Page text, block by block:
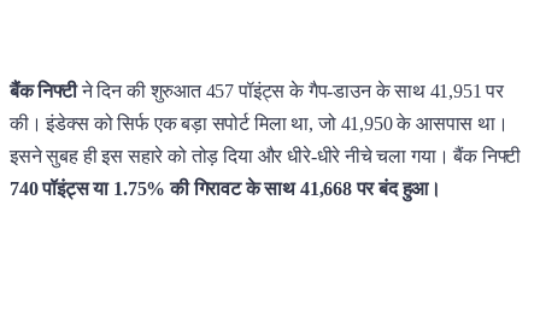
बैंक निफ्टीने दिन की शुरुआत 457 पॉइंट्स के गैप-डाउन के साथ 41,951 पर
की। इंडेक्स को सिर्फ एक बड़ा सपोर्ट मिला था, जो 41,950 के आसपास था।
इसने सुबह ही इस सहारे को तोड़ दिया और धीरे-धीरे नीचे चला गया। बैंक निफ्टी
740 पॉइंट्स या 1.75% की गिरावट के साथ 41,668 पर बंद हुआ।